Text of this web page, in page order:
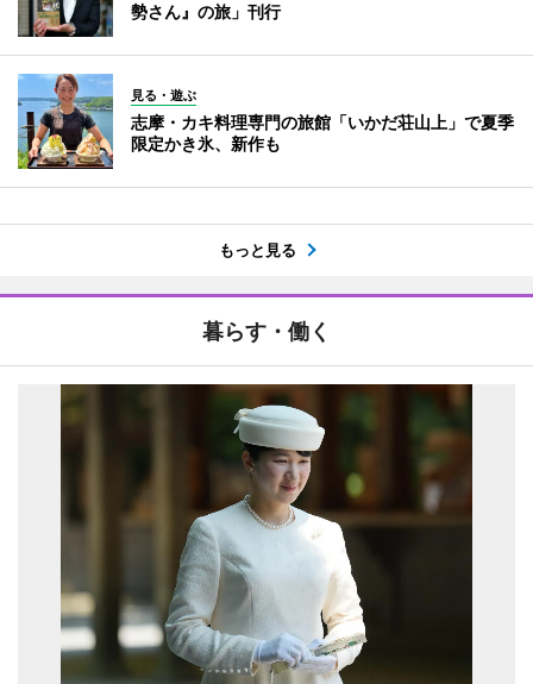
勢さん』の旅」刊行
見る・遊ぶ
志摩・カキ料理専門の旅館「いかだ荘山上」で夏季
限定かき氷、新作も
もっと見る
暮らす・働く